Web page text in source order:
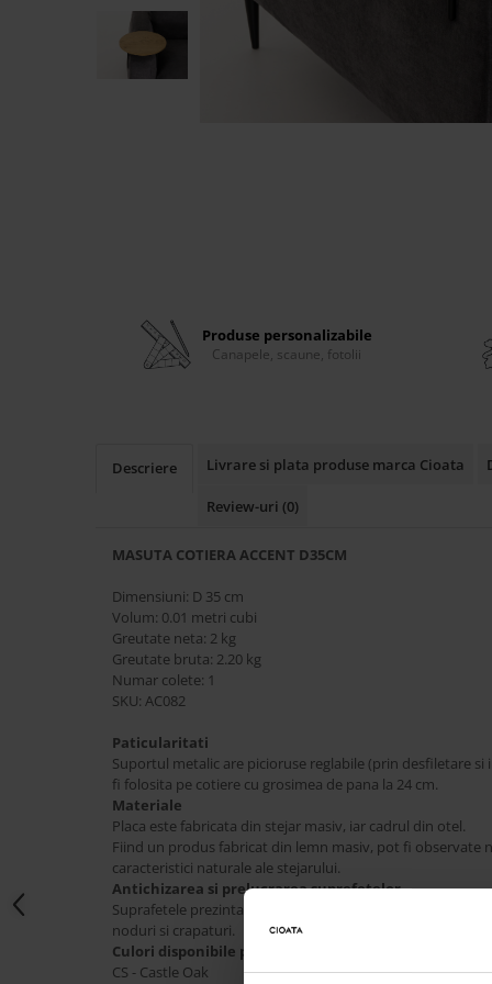
Banchete Dormitor
Mobilier de exterior
Fotolii si Demifotolii
Fotolii si Demifotolii
Paturi Tapitate
Banchete Dormitor
Paturi Tapitate
Fotolii si Demifotolii
Olta
Fotolii si Demifotolii
Produse personalizabile
Canapele, scaune, fotolii
Descriere Livrare si plata produse marca Cioata
Review-uri (0)
MASUTA COTIERA ACCENT D35CM
Dimensiuni: D 35 cm
Volum: 0.01 metri cubi
Greutate neta: 2 kg
Greutate bruta: 2.20 kg
Numar colete: 1
SKU: AC082
Paticularitati
Suportul metalic are picioruse reglabile (prin desfiletare
fi folosita pe cotiere cu grosimea de pana la 24 cm.
Materiale
Placa este fabricata din stejar masiv, iar cadrul din otel.
Fiind un produs fabricat din lemn masiv, pot fi observate
caracteristici naturale ale stejarului.
Antichizarea si prelucrarea suprefetelor
Suprafetele prezinta prelucrari minime: slefuiri si daltuiri
noduri si crapaturi.
Culori disponibile pentru lemn
CS - Castle Oak